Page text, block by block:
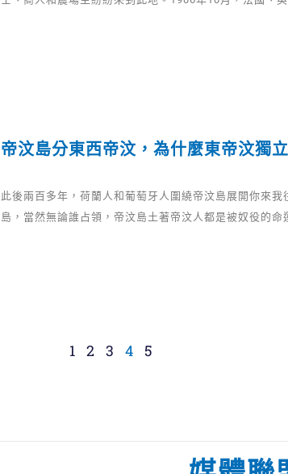
帝汶島分東西帝汶，為什麼東帝汶獨
此後兩百多年，荷蘭人和葡萄牙人圍繞帝汶島展開你來
島，當然無論誰占領，帝汶島土著帝汶人都是被奴役的
1 2 3 4 5